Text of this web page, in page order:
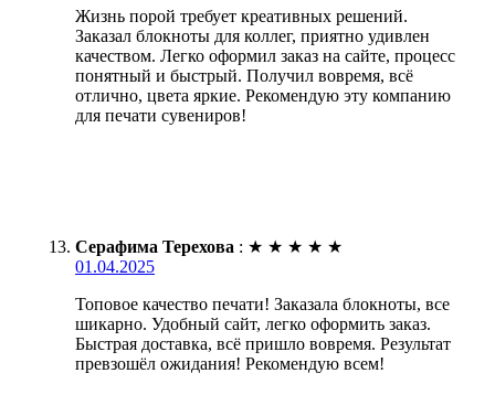
Жизнь порой требует креативных решений.
Заказал блокноты для коллег, приятно удивлен
качеством. Легко оформил заказ на сайте, процесс
понятный и быстрый. Получил вовремя, всё
отлично, цвета яркие. Рекомендую эту компанию
для печати сувениров!
Серафима Терехова : ★ ★ ★ ★ ★
01.04.2025
Топовое качество печати! Заказала блокноты, все
шикарно. Удобный сайт, легко оформить заказ.
Быстрая доставка, всё пришло вовремя. Результат
превзошёл ожидания! Рекомендую всем!